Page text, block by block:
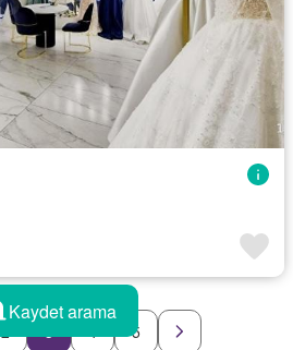
2 3 4 5
Kaydet arama